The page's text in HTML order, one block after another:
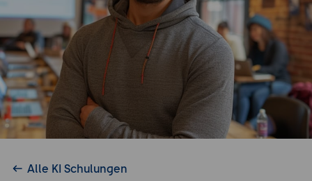
Alle KI Schulungen